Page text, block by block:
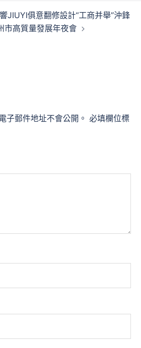
JIUYI俱意翻修設計“工商并舉”沖鋒
市高質量發展年夜會
子郵件地址不會公開。 必填欄位標